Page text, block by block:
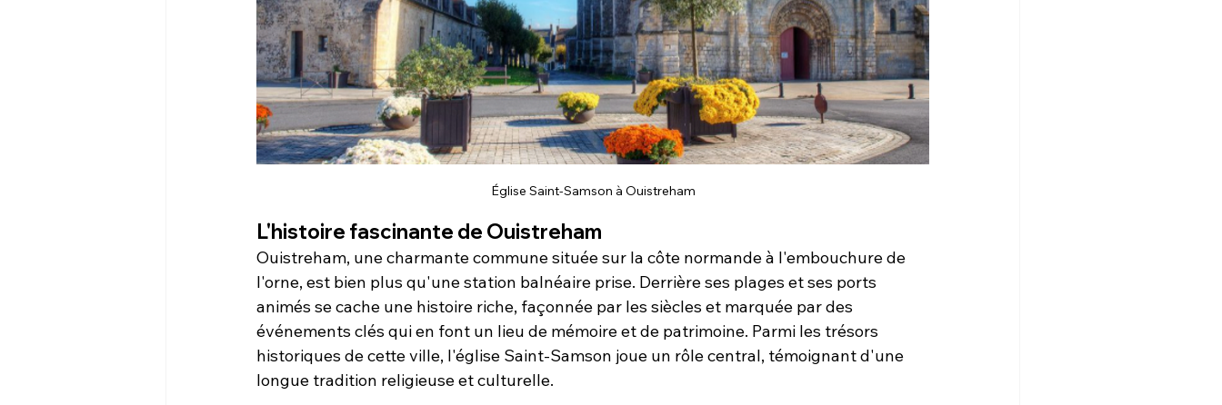
Église Saint-Samson à Ouistreham
L'histoire fascinante de Ouistreham
Ouistreham, une charmante commune située sur la côte normande à l'embouchure de
l'orne, est bien plus qu'une station balnéaire prise. Derrière ses plages et ses ports
animés se cache une histoire riche, façonnée par les siècles et marquée par des
événements clés qui en font un lieu de mémoire et de patrimoine. Parmi les trésors
historiques de cette ville, l'église Saint-Samson joue un rôle central, témoignant d'une
longue tradition religieuse et culturelle.